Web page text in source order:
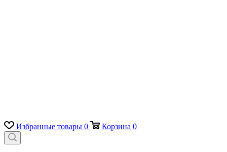
Избранные товары 0 Корзина 0